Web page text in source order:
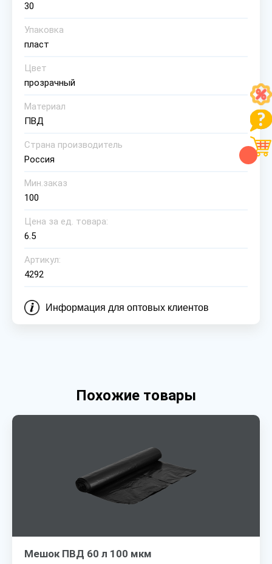
30
Упаковка
пласт
Цвет
прозрачный
Материал
ПВД
Страна производитель
Россия
Мин.заказ
100
Цена за ед. товара:
6.5
Артикул:
4292
Информация для оптовых клиентов
Похожие товары
Мешок ПВД 60 л 100 мкм